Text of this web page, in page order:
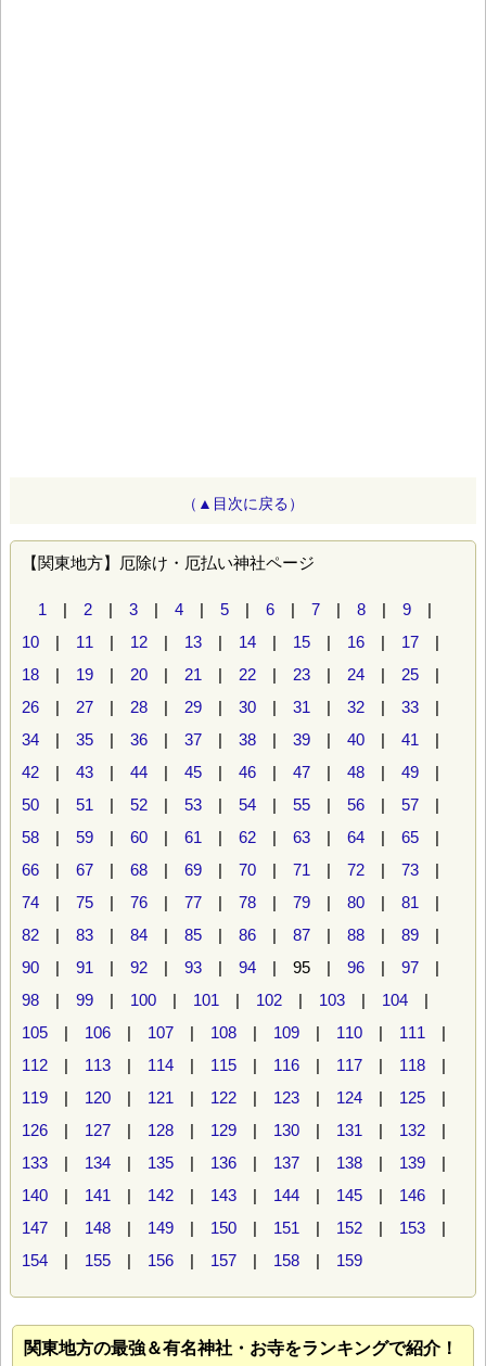
（▲目次に戻る）
【関東地方】厄除け・厄払い神社ページ
1 | 2 | 3 | 4 | 5 | 6 | 7 | 8 | 9 |
10 | 11 | 12 | 13 | 14 | 15 | 16 | 17 |
18 | 19 | 20 | 21 | 22 | 23 | 24 | 25 |
26 | 27 | 28 | 29 | 30 | 31 | 32 | 33 |
34 | 35 | 36 | 37 | 38 | 39 | 40 | 41 |
42 | 43 | 44 | 45 | 46 | 47 | 48 | 49 |
50 | 51 | 52 | 53 | 54 | 55 | 56 | 57 |
58 | 59 | 60 | 61 | 62 | 63 | 64 | 65 |
66 | 67 | 68 | 69 | 70 | 71 | 72 | 73 |
74 | 75 | 76 | 77 | 78 | 79 | 80 | 81 |
82 | 83 | 84 | 85 | 86 | 87 | 88 | 89 |
90 | 91 | 92 | 93 | 94 | 95 | 96 | 97 |
98 | 99 | 100 | 101 | 102 | 103 | 104 |
105 | 106 | 107 | 108 | 109 | 110 | 111 |
112 | 113 | 114 | 115 | 116 | 117 | 118 |
119 | 120 | 121 | 122 | 123 | 124 | 125 |
126 | 127 | 128 | 129 | 130 | 131 | 132 |
133 | 134 | 135 | 136 | 137 | 138 | 139 |
140 | 141 | 142 | 143 | 144 | 145 | 146 |
147 | 148 | 149 | 150 | 151 | 152 | 153 |
154 | 155 | 156 | 157 | 158 | 159
関東地方の最強＆有名神社・お寺をランキングで紹介！